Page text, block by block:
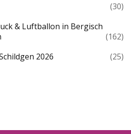
(30)
& Luftballon in Bergisch
(162)
2026
(25)